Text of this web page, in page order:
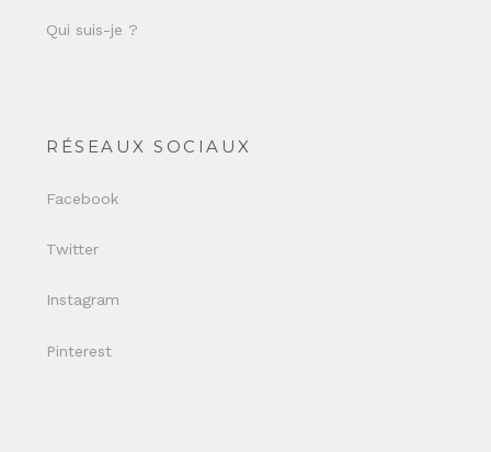
Qui suis-je ?
RÉSEAUX SOCIAUX
Facebook
Twitter
Instagram
Pinterest